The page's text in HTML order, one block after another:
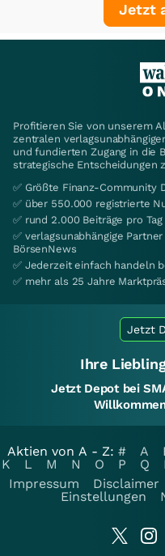
Jetzt
Profitieren Sie von unserem
zentralen
und fundierten Zugang in die
strategische Entscheidungen
✅ Größte Finanz-Community
✅ über 550.000 registrierte
✅ rund 2.000 Beiträge pro Tag
✅ verlagsunabhängige
BörsenNews
✅ Jederzeit einfach handeln
✅ mehr als 25 Jahre
Jetzt
Ihre
Jetzt Depot bei
Aktien von A - Z: # A
K
L M N O P Q
Impressum
Disclaimer
Einstellungen